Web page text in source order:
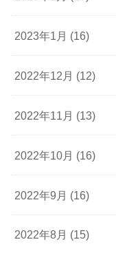
2023年1月 (16)
2022年12月 (12)
2022年11月 (13)
2022年10月 (16)
2022年9月 (16)
2022年8月 (15)